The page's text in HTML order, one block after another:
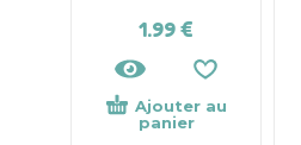
1.99€
Ajouter au
panier